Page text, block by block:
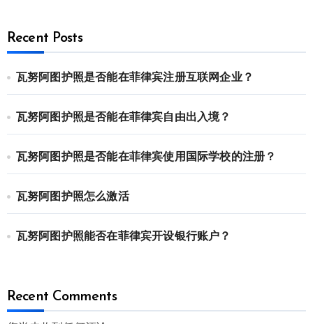
Recent Posts
瓦努阿图护照是否能在菲律宾注册互联网企业？
瓦努阿图护照是否能在菲律宾自由出入境？
瓦努阿图护照是否能在菲律宾使用国际学校的注册？
瓦努阿图护照怎么激活
瓦努阿图护照能否在菲律宾开设银行账户？
Recent Comments